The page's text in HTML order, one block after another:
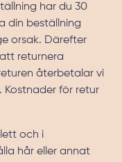
har du 30
din beställning
orsak. Därefter
returnera
återbetalar vi
Kostnader för retur
och i
hår eller annat